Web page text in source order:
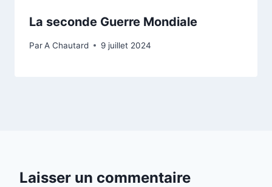
La seconde Guerre Mondiale
ParA Chautard 9 juillet 2024
Laisser un commentaire